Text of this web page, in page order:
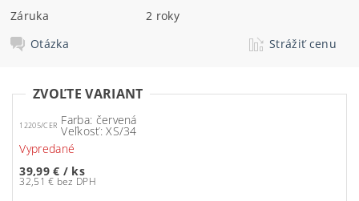
Záruka
2 roky
Otázka
Strážiť cenu
ZVOĽTE VARIANT
12205/CER Farba: červená
Veľkosť: XS/34
Vypredané
39,99 € / ks
32,51 € bez DPH